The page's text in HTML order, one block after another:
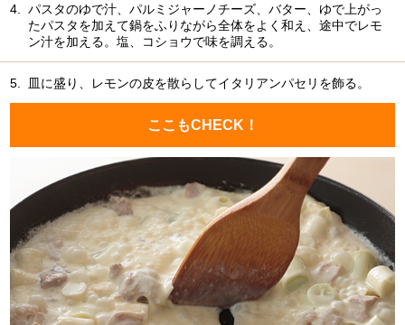
4.
パスタのゆで汁、パルミジャーノチーズ、バター、ゆで上がっ
たパスタを加えて鍋をふりながら全体をよく和え、途中でレモ
ン汁を加える。塩、コショウで味を調える。
5. 皿に盛り、レモンの皮を散らしてイタリアンパセリを飾る。
ここもCHECK！